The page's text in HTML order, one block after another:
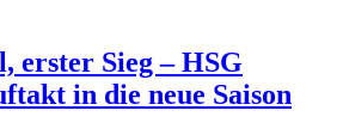
erster Sieg – HSG
in die neue Saison